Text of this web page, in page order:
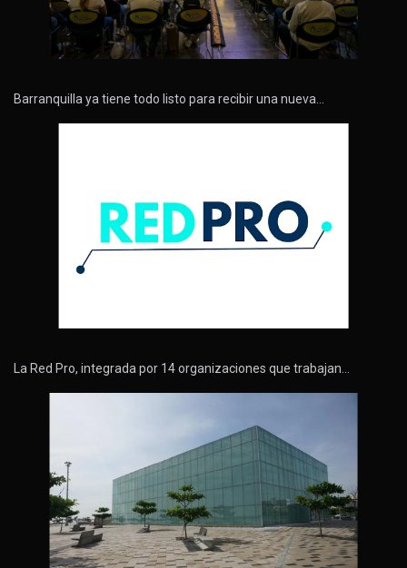
Barranquilla ya tiene todo listo para recibir una nueva…
La Red Pro, integrada por 14 organizaciones que trabajan…